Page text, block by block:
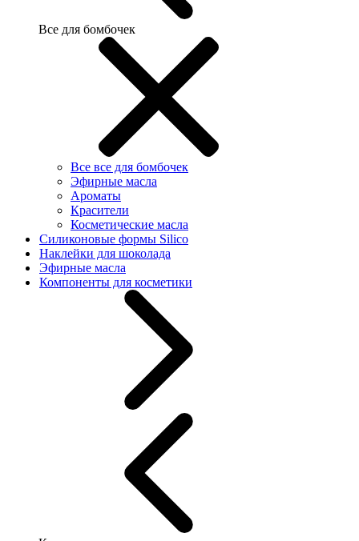
Все для бомбочек
Все все для бомбочек
Эфирные масла
Ароматы
Красители
Косметические масла
Силиконовые формы Silico
Наклейки для шоколада
Эфирные масла
Компоненты для косметики